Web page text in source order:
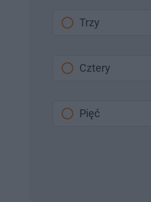
Trzy
Cztery
Pięć